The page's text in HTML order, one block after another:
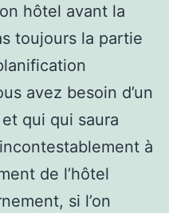
hôtel avant la
toujours la partie
avez besoin d’un
qui qui saura
à
de l’hôtel
si l’on